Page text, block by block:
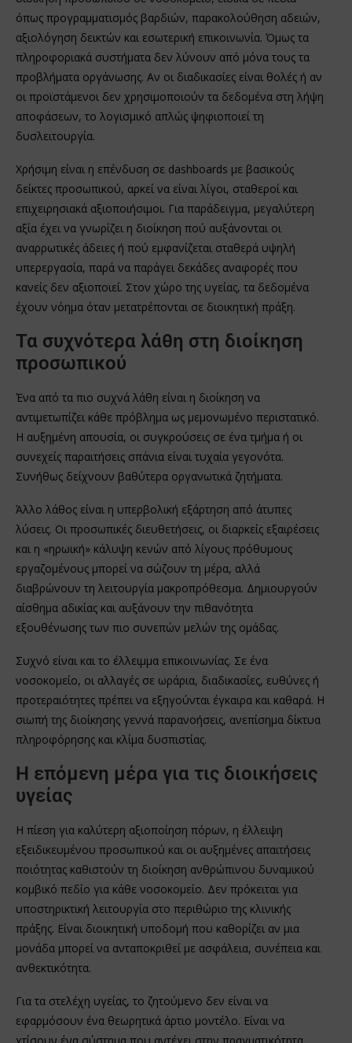
όπως προγραμματισμός βαρδιών, παρακολούθηση αδειών,
αξιολόγηση δεικτών και εσωτερική επικοινωνία. Όμως τα
πληροφοριακά συστήματα δεν λύνουν από μόνα τους τα
προβλήματα οργάνωσης. Αν οι διαδικασίες είναι θολές ή αν
οι προϊστάμενοι δεν χρησιμοποιούν τα δεδομένα στη λήψη
αποφάσεων, το λογισμικό απλώς ψηφιοποιεί τη
δυσλειτουργία.
Χρήσιμη είναι η επένδυση σε dashboards με βασικούς
δείκτες προσωπικού, αρκεί να είναι λίγοι, σταθεροί και
επιχειρησιακά αξιοποιήσιμοι. Για παράδειγμα, μεγαλύτερη
αξία έχει να γνωρίζει η διοίκηση πού αυξάνονται οι
αναρρωτικές άδειες ή πού εμφανίζεται σταθερά υψηλή
υπερεργασία, παρά να παράγει δεκάδες αναφορές που
κανείς δεν αξιοποιεί. Στον χώρο της υγείας, τα δεδομένα
έχουν νόημα όταν μετατρέπονται σε διοικητική πράξη.
Τα συχνότερα λάθη στη διοίκηση
προσωπικού
Ένα από τα πιο συχνά λάθη είναι η διοίκηση να
αντιμετωπίζει κάθε πρόβλημα ως μεμονωμένο περιστατικό.
Η αυξημένη απουσία, οι συγκρούσεις σε ένα τμήμα ή οι
συνεχείς παραιτήσεις σπάνια είναι τυχαία γεγονότα.
Συνήθως δείχνουν βαθύτερα οργανωτικά ζητήματα.
Άλλο λάθος είναι η υπερβολική εξάρτηση από άτυπες
λύσεις. Οι προσωπικές διευθετήσεις, οι διαρκείς εξαιρέσεις
και η «ηρωική» κάλυψη κενών από λίγους πρόθυμους
εργαζομένους μπορεί να σώζουν τη μέρα, αλλά
διαβρώνουν τη λειτουργία μακροπρόθεσμα. Δημιουργούν
αίσθημα αδικίας και αυξάνουν την πιθανότητα
εξουθένωσης των πιο συνεπών μελών της ομάδας.
Συχνό είναι και το έλλειμμα επικοινωνίας. Σε ένα
νοσοκομείο, οι αλλαγές σε ωράρια, διαδικασίες, ευθύνες ή
προτεραιότητες πρέπει να εξηγούνται έγκαιρα και καθαρά. Η
σιωπή της διοίκησης γεννά παρανοήσεις, ανεπίσημα δίκτυα
πληροφόρησης και κλίμα δυσπιστίας.
Η επόμενη μέρα για τις διοικήσεις
υγείας
Η πίεση για καλύτερη αξιοποίηση πόρων, η έλλειψη
εξειδικευμένου προσωπικού και οι αυξημένες απαιτήσεις
ποιότητας καθιστούν τη διοίκηση ανθρώπινου δυναμικού
κομβικό πεδίο για κάθε νοσοκομείο. Δεν πρόκειται για
υποστηρικτική λειτουργία στο περιθώριο της κλινικής
πράξης. Είναι διοικητική υποδομή που καθορίζει αν μια
μονάδα μπορεί να ανταποκριθεί με ασφάλεια, συνέπεια και
ανθεκτικότητα.
Για τα στελέχη υγείας, το ζητούμενο δεν είναι να
εφαρμόσουν ένα θεωρητικά άρτιο μοντέλο. Είναι να
χτίσουν ένα σύστημα που αντέχει στην πραγματικότητα